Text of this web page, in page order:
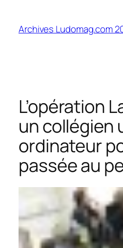
contenu
Archives Ludomag.com
L’opération
un collégien
ordinateur
passée au